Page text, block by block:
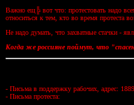
Важно ещ╠ вот что: протестовать надо
относиться к тем, кто во время
Не надо думать, что захватные стачки -
Когда же россияне поймут, что
- Письма в поддержку рабочих, адрес:
- Письма протеста: